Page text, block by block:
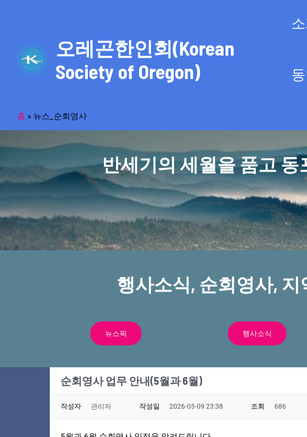
오레곤한인회(Korean
Society of Oregon)
홈 » 뉴스_순회영사
반세기의 세월을 품고
행사소식, 순회영사,
뉴스픽 행사소식
순회영사 업무 안내(5월과 6월)
작성자 관리자 작성일 2026-05-09 23:38 조회 686